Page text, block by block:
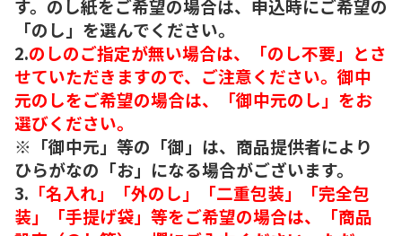
す。のし紙をご希望の場合は、申込時にご希望の
「のし」を選んでください。
2.のしのご指定が無い場合は、「のし不要」とさ
せていただきますので、ご注意ください。御中
元のしをご希望の場合は、「御中元のし」をお
選びください。
※「御中元」等の「御」は、商品提供者により
ひらがなの「お」になる場合がございます。
3. 「名入れ」「外のし」「二重包装」「完全包
装」「手提げ袋」等をご希望の場合は、「商品